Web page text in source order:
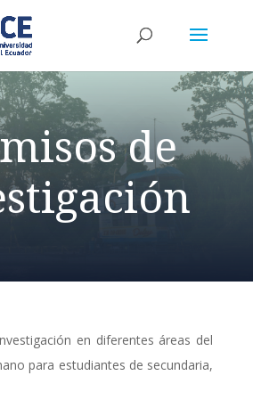
de
en diferentes áreas del
para estudiantes de secundaria,